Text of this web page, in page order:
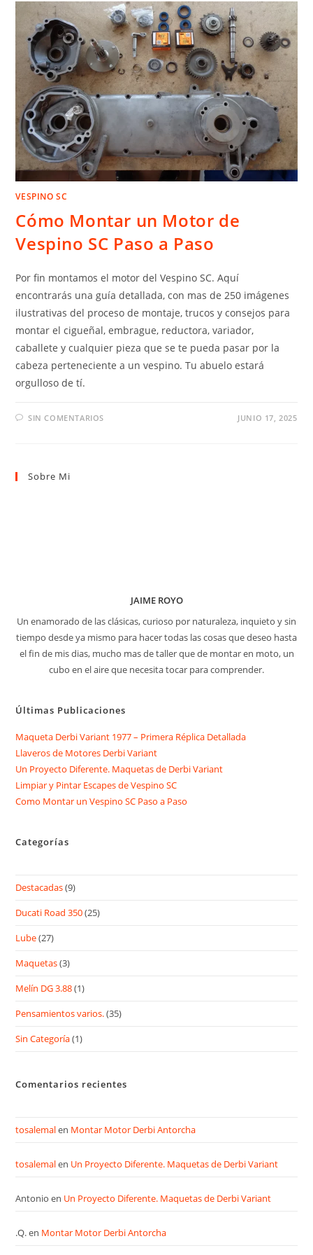
VESPINO SC
Cómo Montar un Motor de
Vespino SC Paso a Paso
Por fin montamos el motor del Vespino SC. Aquí
encontrarás una guía detallada, con mas de 250 imágenes
ilustrativas del proceso de montaje, trucos y consejos para
montar el cigueñal, embrague, reductora, variador,
caballete y cualquier pieza que se te pueda pasar por la
cabeza perteneciente a un vespino. Tu abuelo estará
orgulloso de tí.
SIN COMENTARIOS JUNIO 17, 2025
Sobre Mi
JAIME ROYO
Un enamorado de las clásicas, curioso por naturaleza, inquieto y sin
tiempo desde ya mismo para hacer todas las cosas que deseo hasta
el fin de mis dias, mucho mas de taller que de montar en moto, un
cubo en el aire que necesita tocar para comprender.
Últimas Publicaciones
Maqueta Derbi Variant 1977 – Primera Réplica Detallada
Llaveros de Motores Derbi Variant
Un Proyecto Diferente. Maquetas de Derbi Variant
Limpiar y Pintar Escapes de Vespino SC
Como Montar un Vespino SC Paso a Paso
Categorías
Destacadas(9)
Ducati Road 350(25)
Lube(27)
Maquetas(3)
Melín DG 3.88(1)
Pensamientos varios.(35)
Sin Categoría(1)
Comentarios recientes
tosalemalen Montar Motor Derbi Antorcha
tosalemalen Un Proyecto Diferente. Maquetas de Derbi Variant
Antonio en Un Proyecto Diferente. Maquetas de Derbi Variant
.Q.en Montar Motor Derbi Antorcha